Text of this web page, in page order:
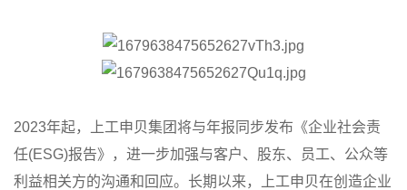
2023年起，上工申贝集团将与年报同步发布《企业社会责
任(ESG)报告》，进一步加强与客户、股东、员工、公众等
利益相关方的沟通和回应。长期以来，上工申贝在创造企业